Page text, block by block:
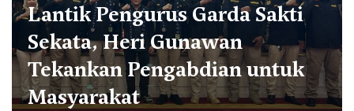
Jamil Azzaini Buka
Pendidikan Ecopreneur Gratis
untuk Anak Muda dan Calon
Santri